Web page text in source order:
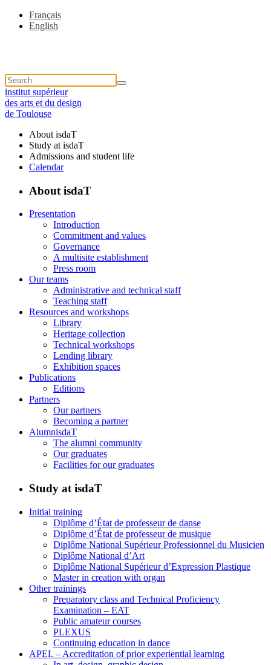
Français
English
institut supérieur
des arts et du design
de Toulouse
About isdaT
Study at isdaT
Admissions and student life
Calendar
About isdaT
Presentation
Introduction
Commitment and values
Governance
A multisite establishment
Press room
Our teams
Administrative and technical staff
Teaching staff
Resources and workshops
Library
Heritage collection
Technical workshops
Lending library
Exhibition spaces
Publications
Editions
Partners
Our partners
Becoming a partner
AlumnisdaT
The alumni community
Our graduates
Facilities for our graduates
Study at isdaT
Initial training
Diplôme d’État de professeur de danse
Diplôme d’État de professeur de musique
Diplôme National Supérieur Professionnel du Musicien
Diplôme National d’Art
Diplôme National Supérieur d’Expression Plastique
Master in creation with organ
Other trainings
Preparatory class and Technical Proficiency
Examination – EAT
Public amateur courses
PLEXUS
Continuing education in dance
APEL – Accreditation of prior experiential learning